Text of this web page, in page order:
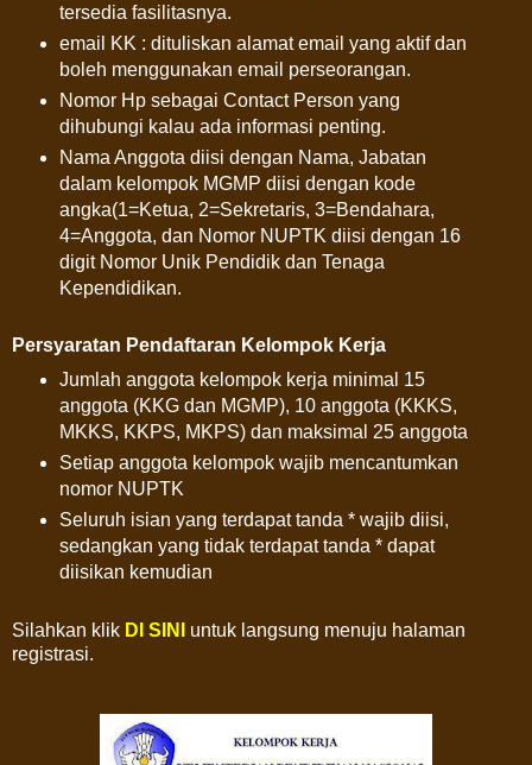
tersedia fasilitasnya.
email KK : dituliskan alamat email yang aktif dan
boleh menggunakan email perseorangan.
Nomor Hp sebagai Contact Person yang
dihubungi kalau ada informasi penting.
Nama Anggota diisi dengan Nama, Jabatan
dalam kelompok MGMP diisi dengan kode
angka(1=Ketua, 2=Sekretaris, 3=Bendahara,
4=Anggota, dan Nomor NUPTK diisi dengan 16
digit Nomor Unik Pendidik dan Tenaga
Kependidikan.
Persyaratan Pendaftaran Kelompok Kerja
Jumlah anggota kelompok kerja minimal 15
anggota (KKG dan MGMP), 10 anggota (KKKS,
MKKS, KKPS, MKPS) dan maksimal 25 anggota
Setiap anggota kelompok wajib mencantumkan
nomor NUPTK
Seluruh isian yang terdapat tanda * wajib diisi,
sedangkan yang tidak terdapat tanda * dapat
diisikan kemudian
Silahkan klik DI SINI
untuk langsung menuju halaman
registrasi.